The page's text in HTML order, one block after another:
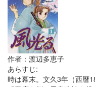
作者：渡辺多恵子
あらすじ:
時は幕末。文久3年（西暦